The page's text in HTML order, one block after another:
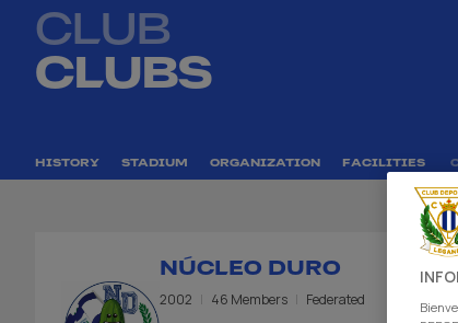
CLUBS
CLUB
HISTORY STADIUM ORGANIZATION FACILITIES
NÚCLEO DURO
2002 46 Members Federated